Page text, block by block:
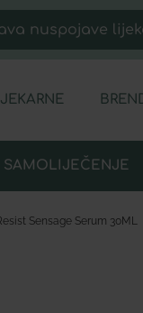
nuspojave
SAMOLIJEČENJE
Sensage Serum 30ML